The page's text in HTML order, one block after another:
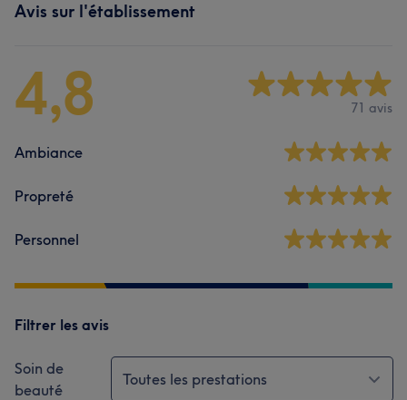
Avis sur l'établissement
4,8 71 avis
Ambiance
Propreté
Personnel
Filtrer les avis
Soin de
beauté
Toutes les prestations